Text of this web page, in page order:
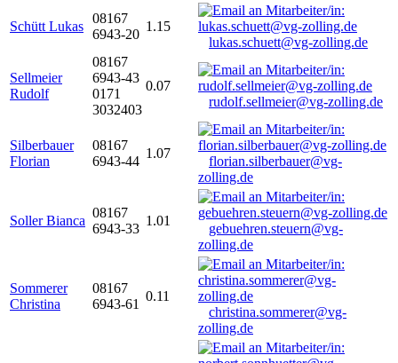
Schütt Lukas
08167
6943-20
1.15
lukas.schuett@vg-zolling.de
Sellmeier
Rudolf
08167
6943-43
0171
3032403
0.07
rudolf.sellmeier@vg-zolling.de
Silberbauer
Florian
08167
6943-44
1.07
florian.silberbauer@vg-
zolling.de
Soller Bianca
08167
6943-33
1.01
gebuehren.steuern@vg-
zolling.de
Sommerer
Christina
08167
6943-61
0.11
christina.sommerer@vg-
zolling.de